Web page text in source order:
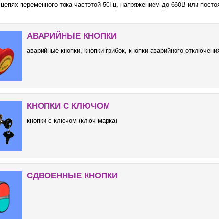
переменного тока частотой 50Гц, напряжением до 660В или
АВАРИЙНЫЕ КНОПКИ
аварийные кнопки, кнопки грибок, кнопки аварийного
КНОПКИ С КЛЮЧОМ
кнопки с ключом (ключ марка)
СДВОЕННЫЕ КНОПКИ